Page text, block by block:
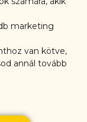
marketing
van kötve,
annál tovább